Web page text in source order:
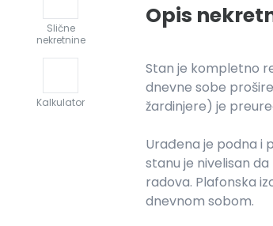
Slične
nekretnine
Kalkulator
Opis
Stan je kompletno
dnevne sobe
žardinjere) je
Urađena je podna i
stanu je nivelisan
radova. Plafonska
dnevnom sobom.